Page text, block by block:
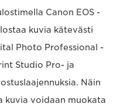
Canon EOS -
kuvia kätevästi
Photo Professional -
Studio Pro- ja
Näin
kuvia voidaan muokata